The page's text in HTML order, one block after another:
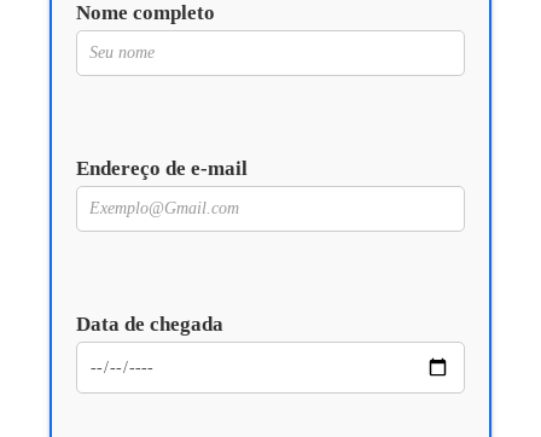
Nome completo
Endereço de e-mail
Data de chegada